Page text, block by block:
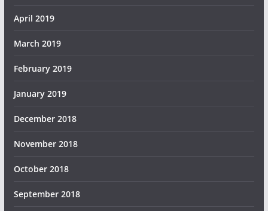
April 2019
March 2019
February 2019
January 2019
December 2018
November 2018
October 2018
September 2018